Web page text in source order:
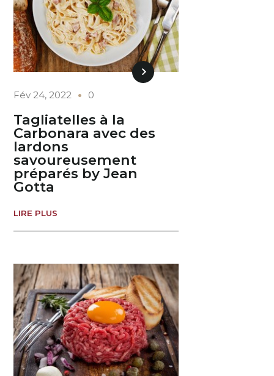
Fév 24, 2022 0
Tagliatelles à la
Carbonara avec des
lardons
savoureusement
préparés by Jean
Gotta
LIRE PLUS